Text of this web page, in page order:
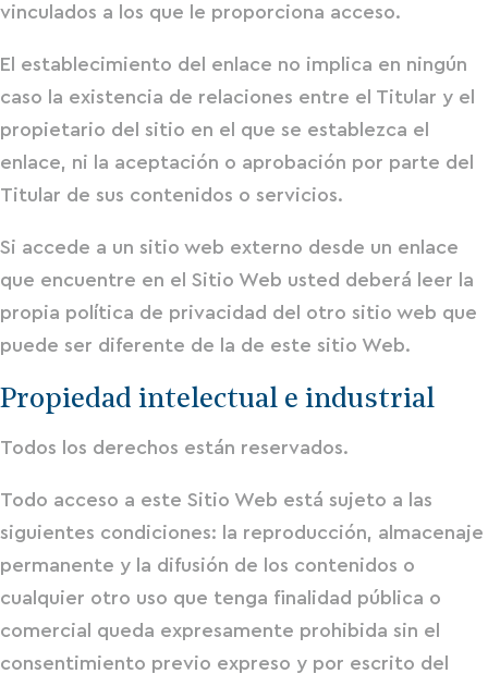
vinculados a los que le proporciona acceso.
El establecimiento del enlace no implica en ningún
caso la existencia de relaciones entre el Titular y el
propietario del sitio en el que se establezca el
enlace, ni la aceptación o aprobación por parte del
Titular de sus contenidos o servicios.
Si accede a un sitio web externo desde un enlace
que encuentre en el Sitio Web usted deberá leer la
propia política de privacidad del otro sitio web que
puede ser diferente de la de este sitio Web.
Propiedad intelectual e industrial
Todos los derechos están reservados.
Todo acceso a este Sitio Web está sujeto a las
siguientes condiciones: la reproducción, almacenaje
permanente y la difusión de los contenidos o
cualquier otro uso que tenga finalidad pública o
comercial queda expresamente prohibida sin el
consentimiento previo expreso y por escrito del